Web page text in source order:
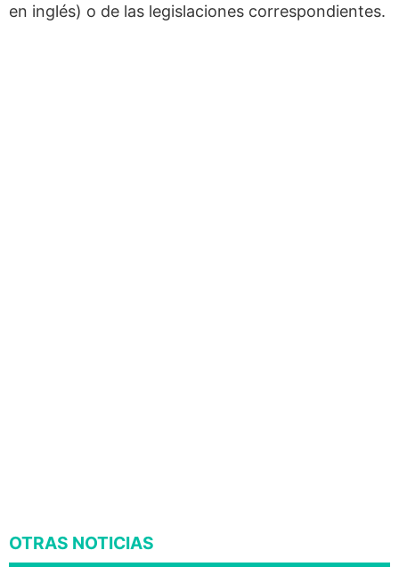
en inglés) o de las legislaciones correspondientes.
OTRAS NOTICIAS